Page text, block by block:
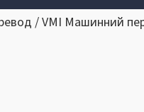
/ VMI Машинний